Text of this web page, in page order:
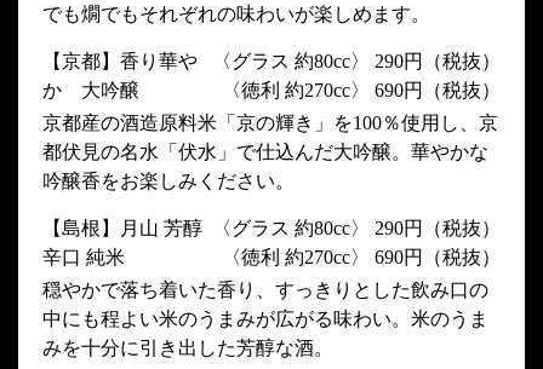
でも燗でもそれぞれの味わいが楽しめます。
【京都】香り華や
か 大吟醸
〈グラス 約80cc〉 290円（税抜）
〈徳利 約270cc〉 690円（税抜）
京都産の酒造原料米「京の輝き」を100％使用し、京
都伏見の名水「伏水」で仕込んだ大吟醸。華やかな
吟醸香をお楽しみください。
【島根】月山 芳醇
辛口 純米
〈グラス 約80cc〉 290円（税抜）
〈徳利 約270cc〉 690円（税抜）
穏やかで落ち着いた香り、すっきりとした飲み口の
中にも程よい米のうまみが広がる味わい。米のうま
みを十分に引き出した芳醇な酒。